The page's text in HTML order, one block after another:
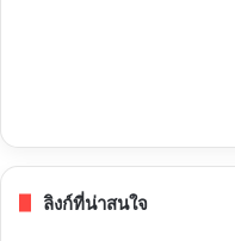
ลิงก์ที่น่าสนใจ